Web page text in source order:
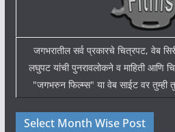
जगभरातील सर्व प्रकारचे चित्रपट, वेब
लघुपट यांची पुनरावलोकने व माहिती आणि
"जगभरुन फिल्म्स" या वेब साईट वर तुम्ही
Select Month Wise Post